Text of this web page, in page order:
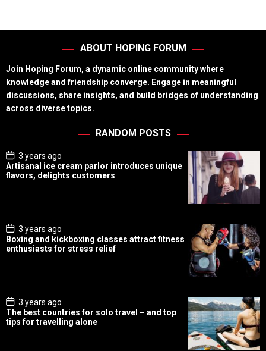
ABOUT HOPING FORUM
Join Hoping Forum, a dynamic online community where
knowledge and friendship converge. Engage in meaningful
discussions, share insights, and build bridges of understanding
across diverse topics.
RANDOM POSTS
P
o
s
t
3 years ago
Artisanal ice cream parlor introduces unique
flavors, delights customers
P
o
s
t
3 years ago
Boxing and kickboxing classes attract fitness
enthusiasts for stress relief
P
o
s
t
3 years ago
The best countries for solo travel – and top
tips for travelling alone